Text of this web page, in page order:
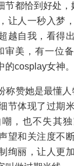
节都恰到好处，
让人一秒入梦
越自我，看得
审美，有一位
cosplay女神。
称赞她是最懂人
节体现了过期
，也不失其
望和关注度不
绚丽，让人更